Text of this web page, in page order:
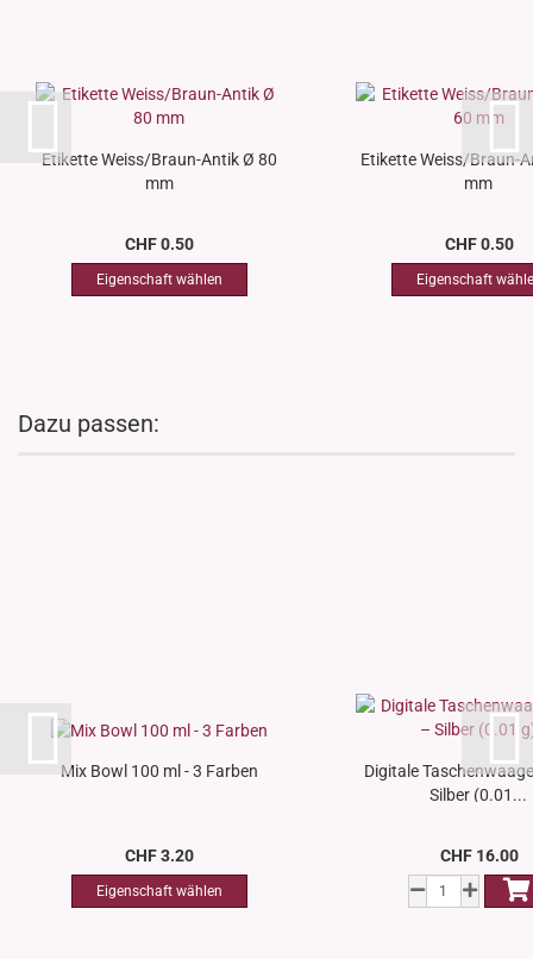
Etikette Weiss/Braun-Antik Ø 80
mm
CHF 0.50
Etikette Weiss/Braun-
mm
CHF 0.50
Dazu passen:
Mix Bowl 100 ml - 3 Farben
CHF 3.20
Digitale
Silber (0.01...
CHF 16.00